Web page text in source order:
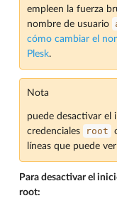
empleen la fuerza
nombre de usuario
cómo cambiar el
Plesk.
Nota
puede desactivar el
credenciales
root
líneas que puede
Para desactivar el
root: